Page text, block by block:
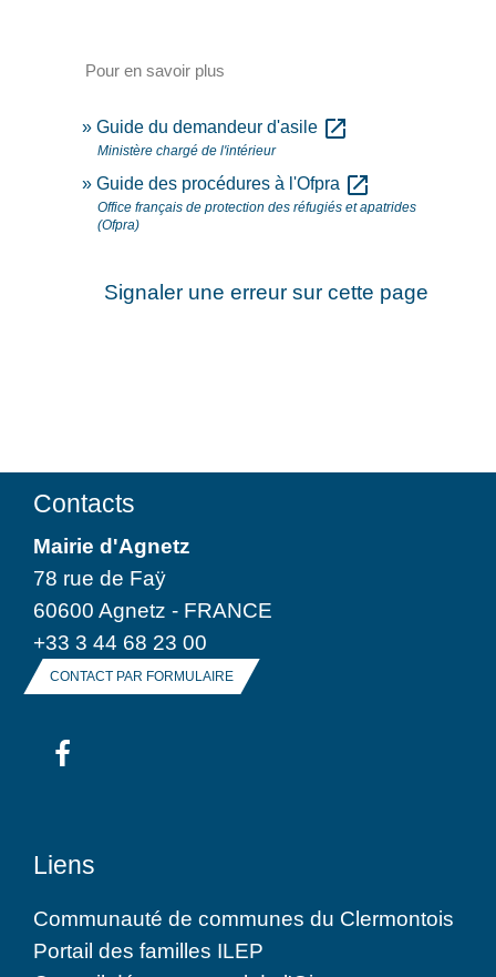
Pour en savoir plus
Guide du demandeur d'asile open_in_new
Ministère chargé de l'intérieur
Guide des procédures à l'Ofpra open_in_new
Office français de protection des réfugiés et apatrides
(Ofpra)
Signaler une erreur sur cette page
Contacts
Mairie d'Agnetz
78 rue de Faÿ
60600 Agnetz - FRANCE
+33 3 44 68 23 00
CONTACT PAR FORMULAIRE
Liens
Communauté de communes du Clermontois
Portail des familles ILEP